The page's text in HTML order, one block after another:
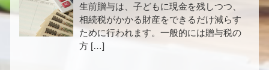
生前贈与は、子どもに現金を残しつつ、
相続税がかかる財産をできるだけ減らす
ために行われます。一般的には贈与税の
方 […]